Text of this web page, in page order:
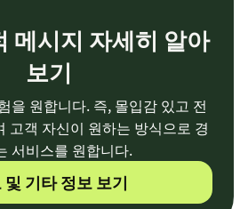
메시지 자세히 알아
보기
을 원합니다. 즉, 몰입감 있고 전
고객 자신이 원하는 방식으로 경
서비스를 원합니다.
및 기타 정보 보기